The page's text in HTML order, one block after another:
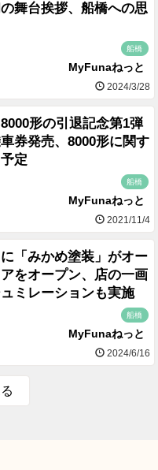
舞台挨拶、船橋への思
船橋
MyFunaねっと
2024/3/28
形の引退記念第1弾
券発売、8000形に関す
定
船橋
MyFunaねっと
2021/11/4
「みかめ塗装」がオー
をオープン、店の一画
ミレーションも実施
船橋
MyFunaねっと
2024/6/16